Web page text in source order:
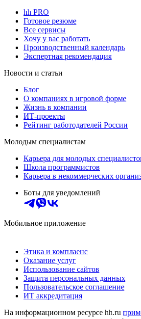
hh PRO
Готовое резюме
Все сервисы
Хочу у вас работать
Производственный календарь
Экспертная рекомендация
Новости и статьи
Блог
О компаниях в игровой форме
Жизнь в компании
ИТ-проекты
Рейтинг работодателей России
Молодым специалистам
Карьера для молодых
Школа программистов
Карьера в некоммерческих
Боты для уведомлений
Мобильное приложение
Этика и комплаенс
Оказание услуг
Использование сайтов
Защита персональных данных
Пользовательское соглашение
ИТ аккредитация
На информационном ресурсе hh.ru